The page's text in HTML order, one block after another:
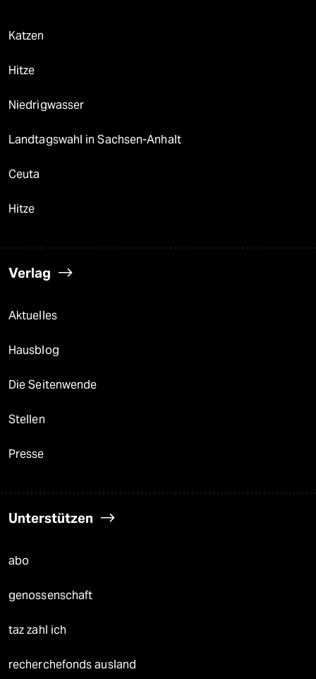
Katzen
Hitze
Niedrigwasser
Landtagswahl in Sachsen-Anhalt
Ceuta
Hitze
Verlag
Aktuelles
Hausblog
Die Seitenwende
Stellen
Presse
Unterstützen
abo
genossenschaft
taz zahl ich
recherchefonds ausland